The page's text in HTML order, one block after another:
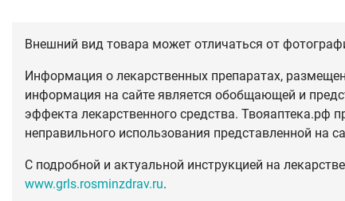
Внешний вид товара может отличаться от
Информация о лекарственных препаратах,
информация на сайте является обобщающей и
эффекта лекарственного средства. Твояаптека.рф
неправильного использования представленной на
С подробной и актуальной инструкцией на
www.grls.rosminzdrav.ru.